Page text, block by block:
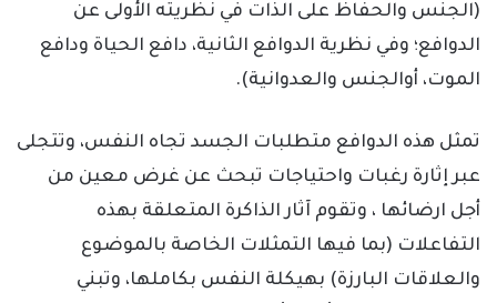
(الجنس والحفاظ على الذات في نظريته الأولى عن
الدوافع؛ وفي نظرية الدوافع الثانية، دافع الحياة ودافع
الموت، أوالجنس والعدوانية).
تمثل هذه الدوافع متطلبات الجسد تجاه النفس، وتتجلى
عبر إثارة رغبات واحتياجات تبحث عن غرض معين من
أجل ارضائها ، وتقوم آثار الذاكرة المتعلقة بهذه
التفاعلات (بما فيها التمثلات الخاصة بالموضوع
والعلاقات البارزة) بهيكلة النفس بكاملها، وتبني